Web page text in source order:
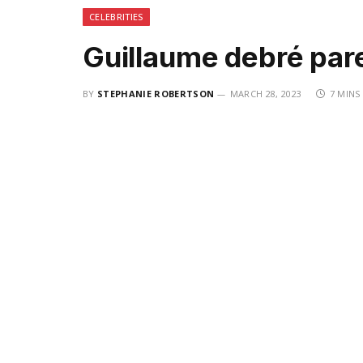
CELEBRITIES
Guillaume debré
BY STEPHANIE ROBERTSON MARCH 28, 2023 7 MINS